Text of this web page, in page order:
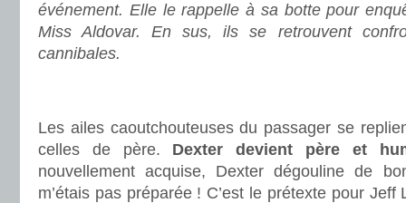
événement. Elle le rappelle à sa botte pour
Miss Aldovar. En sus, ils se retrouvent
cannibales.
Les ailes caoutchouteuses du passager se
celles de père. Dexter devient père et
nouvellement acquise, Dexter dégouline de
m’étais pas préparée ! C’est le prétexte pour Jeff